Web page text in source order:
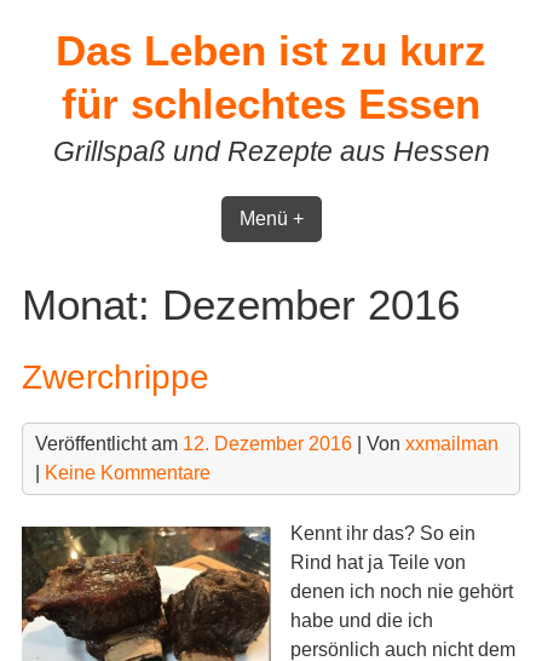
contentDas Leben ist zu kurz
für schlechtes Essen
Grillspaß und Rezepte aus Hessen
Menü +
Monat: Dezember 2016
Zwerchrippe
Veröffentlicht am 12. Dezember 2016| Von xxmailman
Keine Kommentare
Kennt ihr das? So ein
Rind hat ja Teile von
denen ich noch nie gehört
habe und die ich
persönlich auch nicht dem